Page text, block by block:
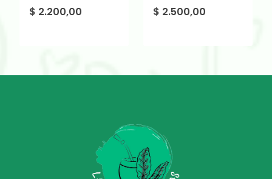
$ 2.200,00 $ 2.500,00